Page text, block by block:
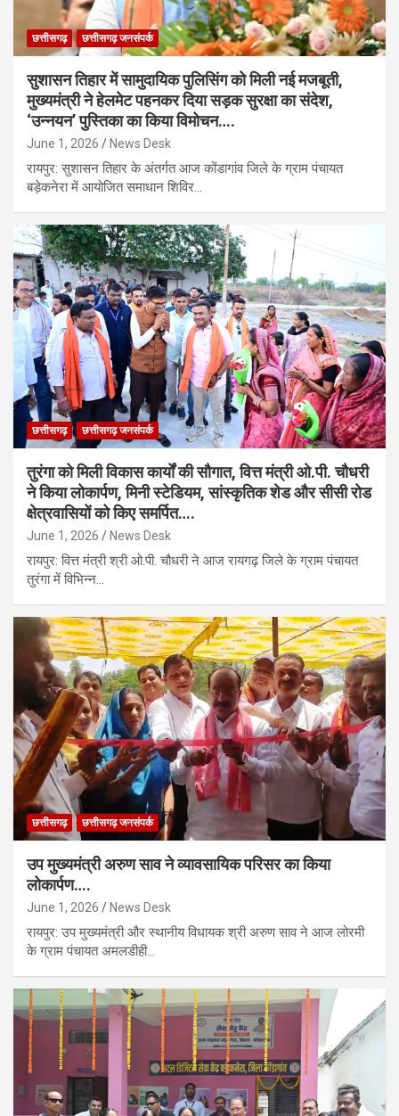
छत्तीसगढ़ छत्तीसगढ़ जनसंपर्क
सुशासन तिहार में सामुदायिक पुलिसिंग को मिली नई मजबूती,
मुख्यमंत्री ने हेलमेट पहनकर दिया सड़क सुरक्षा का संदेश,
‘उन्नयन’ पुस्तिका का किया विमोचन….
June 1, 2026 News Desk
रायपुर: सुशासन तिहार के अंतर्गत आज कोंडागांव जिले के ग्राम पंचायत
बड़ेकनेरा में आयोजित समाधान शिविर…
छत्तीसगढ़ छत्तीसगढ़ जनसंपर्क
तुरंगा को मिली विकास कार्यों की सौगात, वित्त मंत्री ओ.पी. चौधरी
ने किया लोकार्पण, मिनी स्टेडियम, सांस्कृतिक शेड और सीसी रोड
क्षेत्रवासियों को किए समर्पित….
June 1, 2026 News Desk
रायपुर: वित्त मंत्री श्री ओ.पी. चौधरी ने आज रायगढ़ जिले के ग्राम पंचायत
तुरंगा में विभिन्न…
छत्तीसगढ़ छत्तीसगढ़ जनसंपर्क
उप मुख्यमंत्री अरुण साव ने व्यावसायिक परिसर का किया
लोकार्पण….
June 1, 2026 News Desk
रायपुर: उप मुख्यमंत्री और स्थानीय विधायक श्री अरुण साव ने आज लोरमी
के ग्राम पंचायत अमलडीही…